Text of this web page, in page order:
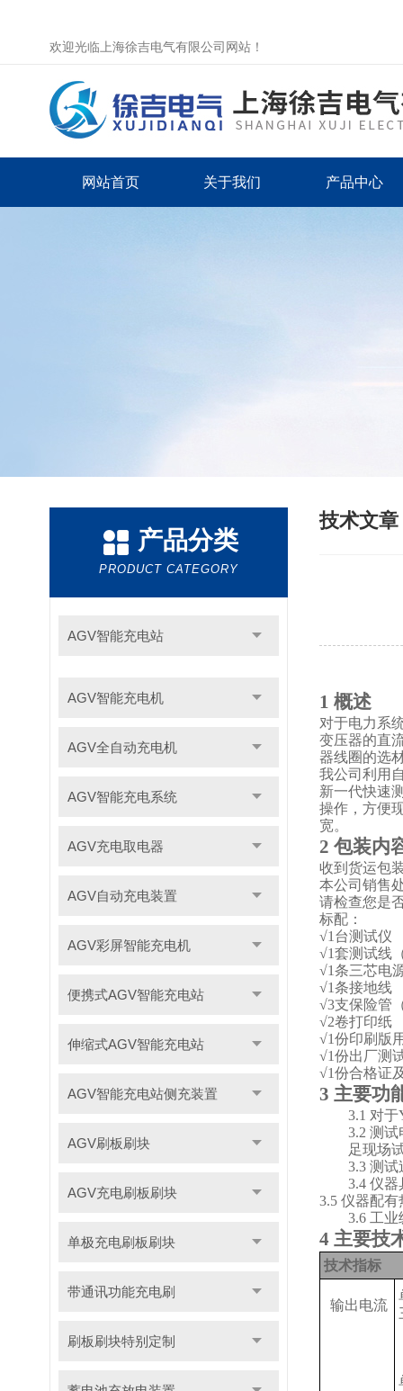
欢迎光临上海徐吉电气有限公司网站！
网站首页 关于我们 产品中心
产品分类
PRODUCT CATEGORY
AGV智能充电站
AGV智能充电机
AGV全自动充电机
AGV智能充电系统
AGV充电取电器
AGV自动充电装置
AGV彩屏智能充电机
便携式AGV智能充电站
伸缩式AGV智能充电站
AGV智能充电站侧充装置
AGV刷板刷块
AGV充电刷板刷块
单极充电刷板刷块
带通讯功能充电刷
刷板刷块特别定制
技术文章
1 概述
对于电力系
变压器的直
器线圈的选
我公司利用
新一代快速
操作，方便
宽。
2 包装内
收到货运包
本公司销售
请检查您是
标配：
√1台测试仪
√1套测试线
√1条三芯电
√1条接地线
√3支保险管
√2卷打印纸
√1份印刷版
√1份出厂测
√1份合格证
3 主要功
3.1 对于
3.2 测试
足现场
3.3 测试
3.4 仪器
3.5 仪器配有
3.6 工业
4 主要技
技术指标
输出电流